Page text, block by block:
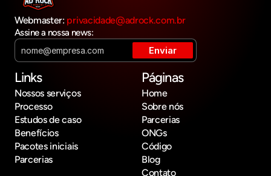
Webmaster: privacidade@adrock.com.br
Assine a nossa news:
Links
Nossos serviços
Processo
Estudos de caso
Benefícios
Pacotes iniciais
Parcerias
Páginas
Home
Sobre nós
Parcerias
ONGs
Código
Blog
Contato